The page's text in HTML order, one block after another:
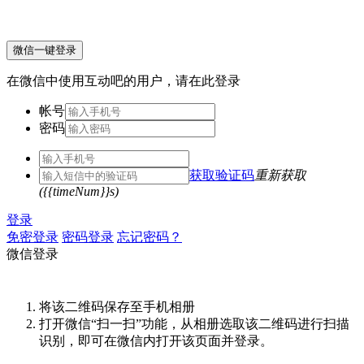
微信一键登录
在微信中使用互动吧的用户，请在此登录
帐号
密码
获取验证码重新获取
({{timeNum}}s)
登录
免密登录 密码登录 忘记密码？
微信登录
将该二维码保存至手机相册
打开微信“扫一扫”功能，从相册选取该二维码进行扫描
识别，即可在微信内打开该页面并登录。